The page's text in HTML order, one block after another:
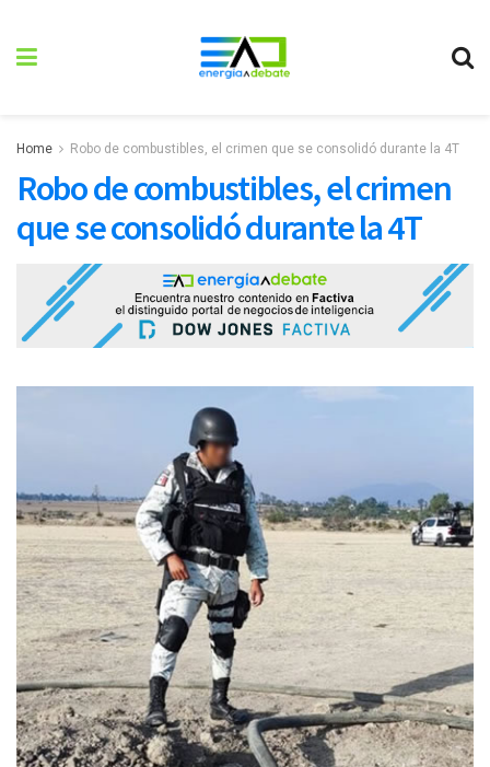
Home Robo de combustibles, el crimen que se consolidó durante la 4T
Robo de combustibles, el crimen
que se consolidó durante la 4T